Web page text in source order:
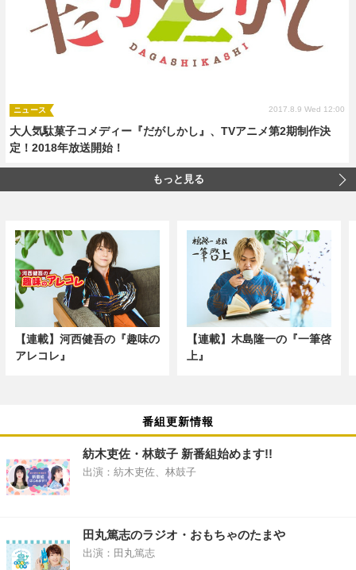
大人気駄菓子コメディー『だがしかし』、TVアニメ第2期制作決
定！2018年放送開始！
ニュース 2017.8.9 Wed 12:00
もっと見る
【連載】河西健吾の『趣味の
アレコレ』
【連載】木島隆一の『一筆啓
上』
番組更新情報
紡木吏佐・林鼓子 新番組始めます!!
出演：紡木吏佐、林鼓子
田丸篤志のラジオ・おもちゃのたまや
出演：田丸篤志